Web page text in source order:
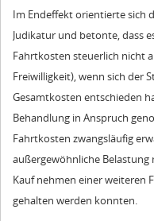
Im Endeffekt orientierte sich
Judikatur und betonte, dass
Fahrtkosten steuerlich nicht
Freiwilligkeit), wenn sich der
Gesamtkosten entschieden
Behandlung in Anspruch
Fahrtkosten zwangsläufig
außergewöhnliche
Kauf nehmen einer weiteren
gehalten werden konnten.